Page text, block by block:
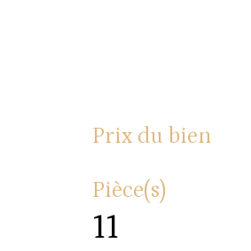
Prix du bien
Pièce(s)
11